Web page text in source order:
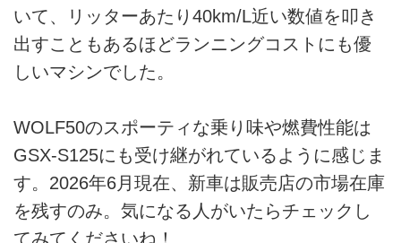
いて、リッターあたり40km/L近い数値を叩き
出すこともあるほどランニングコストにも優
しいマシンでした。
WOLF50のスポーティな乗り味や燃費性能は
GSX-S125にも受け継がれているように感じま
す。2026年6月現在、新車は販売店の市場在庫
を残すのみ。気になる人がいたらチェックし
てみてくださいね！